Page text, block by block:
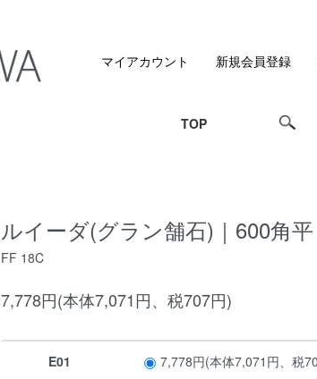
TOP
マイアカウント 新規会員登録
ルイーダ(グラン舗石)｜600角平
FF 18C
7,778円(本体7,071円、税707円)
E01 7,778円(本体7,071円、税